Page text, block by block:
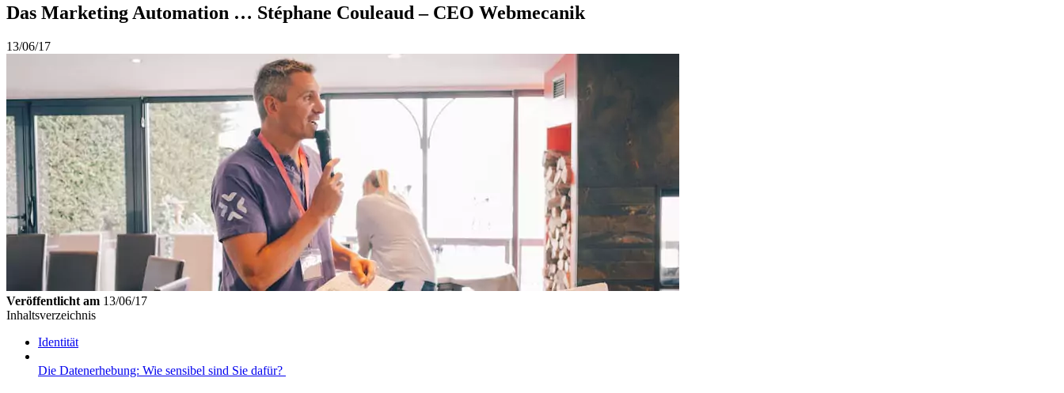
Das Marketing Automation … Stéphane Couleaud – CEO Webmecanik
13/06/17
Veröffentlicht am 13/06/17
Inhaltsverzeichnis
Identität
Die Datenerhebung: Wie sensibel sind Sie dafür?